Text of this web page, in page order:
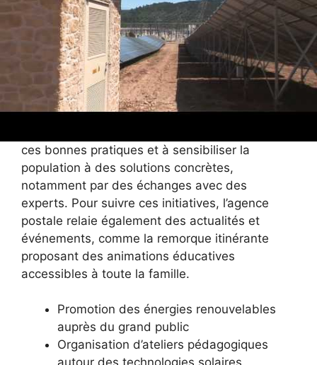
entreprises telles que Photowatt ou
GreenYellow. Ces expériences démontrent
l’impact positif de l’énergie solaire sur la
réduction des émissions carbone et la
stimulation économique régionale.
À Saint-Médard-d’Eyrans, l’intégration de
ces bonnes pratiques et à sensibiliser la
population à des solutions concrètes,
notamment par des échanges avec des
experts. Pour suivre ces initiatives, l’agence
postale relaie également des actualités et
événements, comme la remorque itinérante
proposant des animations éducatives
accessibles à toute la famille.
Promotion des énergies renouvelables
auprès du grand public
Organisation d’ateliers pédagogiques
autour des technologies solaires